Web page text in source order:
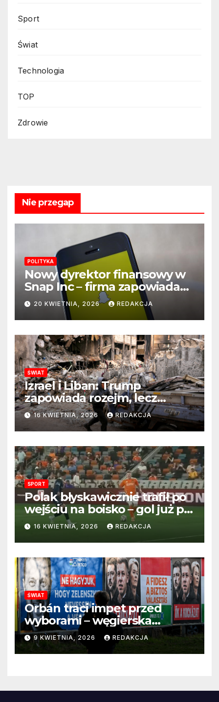
Sport
Świat
Technologia
TOP
Zdrowie
Nie przegap
POLITYKA
Nowy dyrektor finansowy w
Snap Inc – firma zapowiada
zmianę na kluczowym
stanowisku
20 KWIETNIA, 2026 REDAKCJA
ŚWIAT
Izrael i Liban: Trump
zapowiada rozejm, lecz
perspektywa zakończenia
wojny wciąż odległa
16 KWIETNIA, 2026 REDAKCJA
SPORT
Polak błyskawicznie trafił po
wejściu na boisko – gol już po
22 sekundach!
16 KWIETNIA, 2026 REDAKCJA
ŚWIAT
Orbán traci impet przed
wyborami – węgierska
propaganda przestaje
przekonywać
9 KWIETNIA, 2026 REDAKCJA